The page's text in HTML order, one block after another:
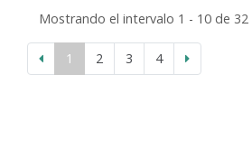
Mostrando el intervalo 1 - 10 de 32
1 2 3 4